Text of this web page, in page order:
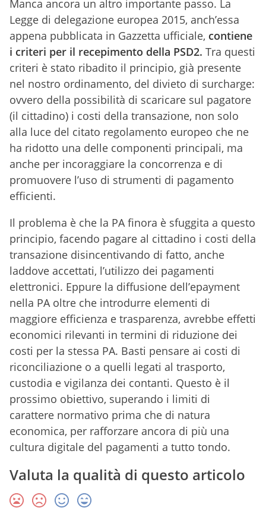
Manca ancora un altro importante passo. La
Legge di delegazione europea 2015, anch’essa
appena pubblicata in Gazzetta ufficiale, contiene
i criteri per il recepimento della PSD2. Tra questi
criteri è stato ribadito il principio, già presente
nel nostro ordinamento, del divieto di surcharge:
ovvero della possibilità di scaricare sul pagatore
(il cittadino) i costi della transazione, non solo
alla luce del citato regolamento europeo che ne
ha ridotto una delle componenti principali, ma
anche per incoraggiare la concorrenza e di
promuovere l’uso di strumenti di pagamento
efficienti.
Il problema è che la PA finora è sfuggita a questo
principio, facendo pagare al cittadino i costi della
transazione disincentivando di fatto, anche
laddove accettati, l’utilizzo dei pagamenti
elettronici. Eppure la diffusione dell’epayment
nella PA oltre che introdurre elementi di
maggiore efficienza e trasparenza, avrebbe effetti
economici rilevanti in termini di riduzione dei
costi per la stessa PA. Basti pensare ai costi di
riconciliazione o a quelli legati al trasporto,
custodia e vigilanza dei contanti. Questo è il
prossimo obiettivo, superando i limiti di
carattere normativo prima che di natura
economica, per rafforzare ancora di più una
cultura digitale del pagamenti a tutto tondo.
Valuta la qualità di questo articolo